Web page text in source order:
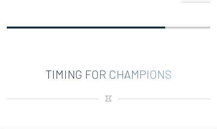
TIMING FOR CHAMPIONS